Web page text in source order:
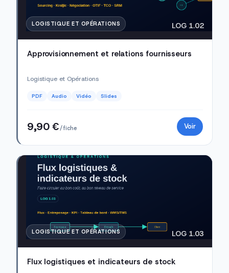
LOGISTIQUE ET OPÉRATIONS LOG 1.02
Approvisionnement et relations fournisseurs
Logistique et Opérations
PDF Audio Vidéo Slides
9,90 €/ fiche Voir
LOGISTIQUE ET OPÉRATIONS LOG 1.03
Flux logistiques et indicateurs de stock